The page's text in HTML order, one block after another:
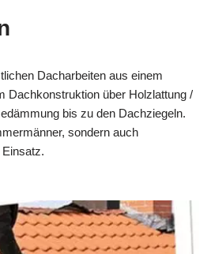
Dacharbeiten aus einem
Dachkonstruktion über Holzlattung /
bis zu den Dachziegeln.
sondern auch